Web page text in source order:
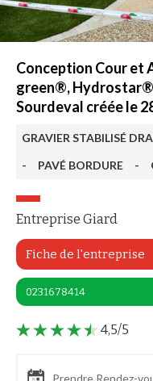
Conception Cour et
green®,
Sourdeval créée le
GRAVIER STABILISÉ
-
PAVÉ BORDURE -
Entreprise Giard
Fiche de l'entreprise
0231678414
4,5/5